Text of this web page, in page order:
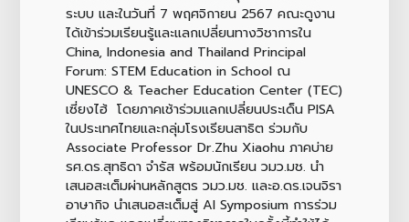
ระบบ และในวันที่ 7 พฤศจิกายน 2567 คณะดูงาน
ได้เข้าร่วมเรียนรู้และแลกเปลี่ยนทางวิชาการใน
China, Indonesia and Thailand Principal
Forum: STEM Education in School ณ
UNESCO & Teacher Education Center (TEC)
เซี่ยงไฮ้ โดยภาคเช้าร่วมแลกเปลี่ยนประเด็น PISA
ในประเทศไทยและกลุ่มโรงเรียนสาธิต ร่วมกับ
Associate Professor Dr.Zhu Xiaohu ภาคบ่าย
รศ.ดร.สุทธิดา จำรัส พร้อมนักเรียน วมว.มช. นำ
เสนอสะเต็มผ่านหลักสูตร วมว.มช. และอ.ดร.เจนจิรา
อาษากิจ นำเสนอสะเต็มสู่ AI Symposium การร่วม